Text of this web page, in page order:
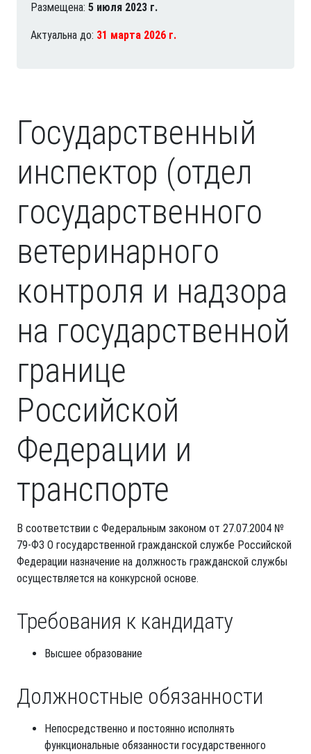
Размещена: 5 июля 2023 г.
Актуальна до: 31 марта 2026 г.
Государственный
инспектор (отдел
государственного
ветеринарного
контроля и надзора
на государственной
границе
Российской
Федерации и
транспорте
В соответствии с Федеральным законом от 27.07.2004 №
79-ФЗ О государственной гражданской службе Российской
Федерации назначение на должность гражданской службы
осуществляется на конкурсной основе.
Требования к кандидату
Высшее образование
Должностные обязанности
Непосредственно и постоянно исполнять
функциональные обязанности государственного